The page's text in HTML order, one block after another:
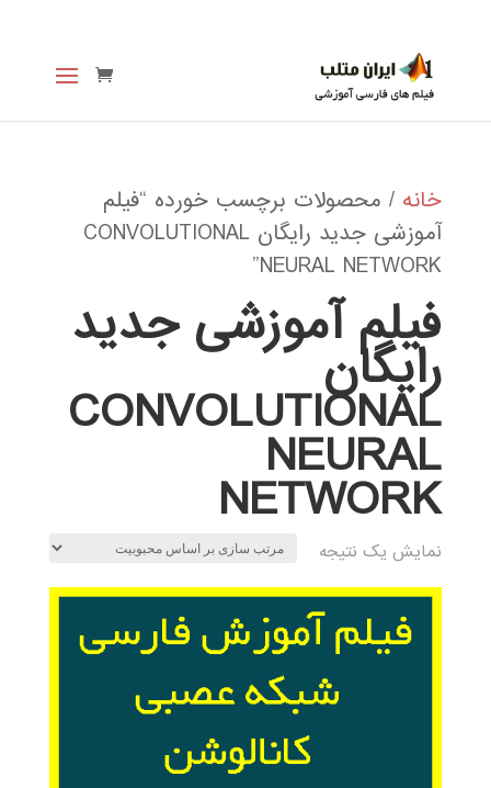
خانه / محصولات برچسب خورده “فیلم
آموزشی جدید رایگان CONVOLUTIONAL
NEURAL NETWORK”
فیلم آموزشی جدید
رایگان
CONVOLUTIONAL
NEURAL
NETWORK
نمایش یک نتیجه